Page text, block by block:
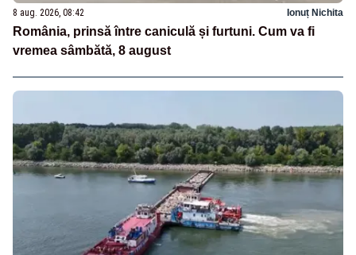
8 aug. 2026, 08:42 Ionuț Nichita
România, prinsă între caniculă și furtuni. Cum va fi
vremea sâmbătă, 8 august